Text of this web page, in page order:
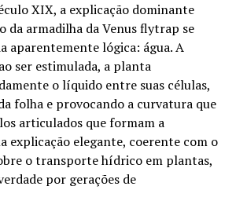
XIX, a explicação dominante
da armadilha da Venus flytrap se
aparentemente lógica: água. A
ser estimulada, a planta
o líquido entre suas células,
folha e provocando a curvatura que
articulados que formam a
explicação elegante, coerente com o
o transporte hídrico em plantas,
por gerações de